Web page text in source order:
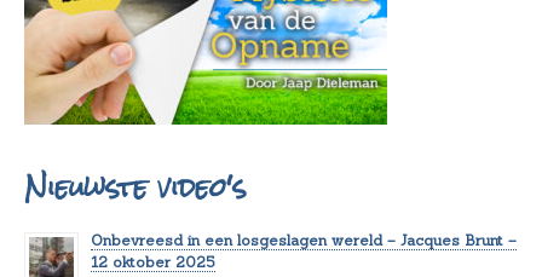
Nieuwste video's
Onbevreesd in een losgeslagen wereld – Jacques Brunt –
12 oktober 2025